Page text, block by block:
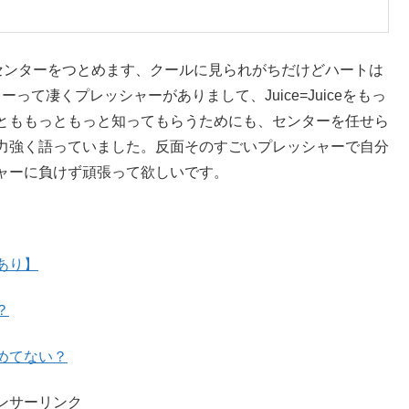
ターをつとめます、クールに見られがちだけどハートは
って凄くプレッシャーがありまして、Juice=Juiceをもっ
もっともっと知ってもらうためにも、センターを任せら
く語っていました。反面そのすごいプレッシャーで自分
に負けず頑張って欲しいです。
】
てない？
サーリンク